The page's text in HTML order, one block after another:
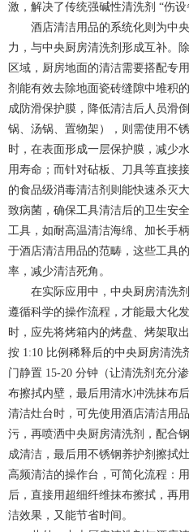
激，解决了传统强碱性清洗剂 “伤设
酒店清洁用品的系统化则为中
力，与中央厨房清洗剂形成互补。
区域，厨房地面的清洁需要搭配
剂能有效去除地面瓷砖缝隙中堆积
成防滑保护膜，降低清洁后人员滑
锅、汤锅、置物架），则需使用不
时，在表面形成一层保护膜，减少
用寿命；而针对砧板、刀具等直接
的食品级消毒清洁剂则能快速杀灭
致病菌，确保工具清洁后的卫生安
工具，如耐高温清洁海绵、加长手
于酒店清洁用品的范畴，这些工具
率，减少清洁死角。
在实际应用中，中央厨房清洗
遵循科学的操作流程，才能最大化
时，应先将烤箱内的烤盘、烤架取
按 1:10 比例稀释后的中央厨房清
门静置 15-20 分钟（让清洗剂充分
布擦拭内壁，最后用清水冲洗抹布
清洁灶台时，可先使用酒店清洁用
污，再喷洒中央厨房清洗剂，配合
成清洁，最后用不锈钢养护剂擦拭
高频清洁的操作台，可简化流程：
后，直接用超细纤维抹布擦拭，再
洁效果，又能节省时间。